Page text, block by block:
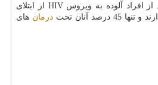
آمده است: تنها 46.3 درصد از افراد آلوده به ویروس HIV از ابتلای
درصد آنان تحت
درمان های